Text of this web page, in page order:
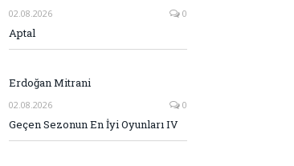
02.08.2026 0
Aptal
Erdoğan Mitrani
02.08.2026 0
Geçen Sezonun En İyi Oyunları IV